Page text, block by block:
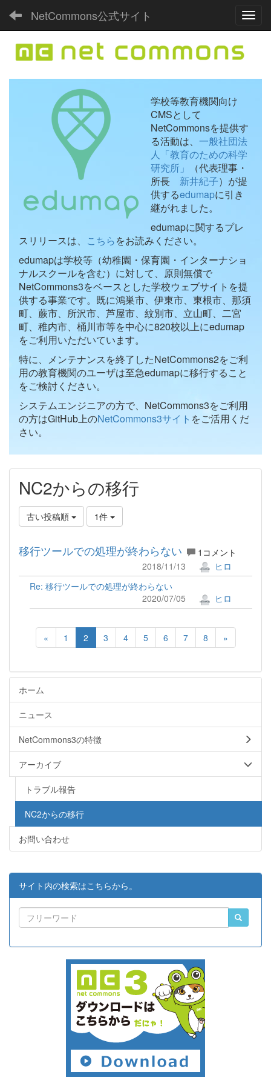
NetCommons公式サイト
学校等教育機関向け
CMSとして
NetCommonsを提供す
る活動は、 一般社団法
人「教育のための科学
研究所」
（代表理事・
所長 新井紀子）が提
供するedumapに引き
継がれました。
edumapに関するプレ
スリリースは、 こちらをお読みください。
edumapは学校等（幼稚園・保育園・インターナショ
ナルスクールを含む）に対して、原則無償で
NetCommons3をベースとした学校ウェブサイトを提
供する事業です。既に鴻巣市、伊東市、東根市、那須
町、蕨市、所沢市、芦屋市、紋別市、立山町、二宮
町、稚内市、桶川市等を中心に820校以上にedumap
をご利用いただいています。
特に、メンテナンスを終了したNetCommons2をご利
用の教育機関のユーザは至急edumapに移行すること
をご検討ください。
システムエンジニアの方で、NetCommons3をご利用
の方はGitHub上のNetCommons3サイト をご活用くだ
さい。
NC2からの移行
古い投稿順 1件
移行ツールでの処理が終わらない
1コメント
2018/11/13
ヒロ
Re: 移行ツールでの処理が終わらない
2020/07/05
ヒロ
« 1 2 3 4 5 6 7 8 »
ホーム
ニュース
NetCommons3の特徴
アーカイブ
トラブル報告
NC2からの移行
お問い合わせ
サイト内の検索はこちらから。